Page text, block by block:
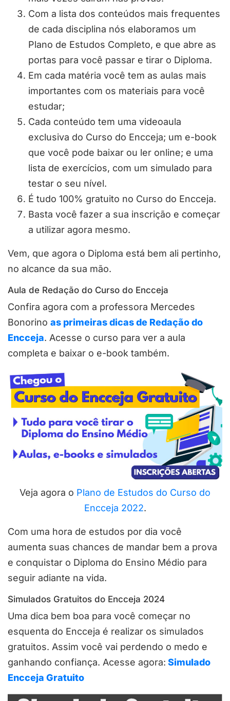
Com a lista dos conteúdos mais frequentes
de cada disciplina nós elaboramos um
Plano de Estudos Completo, e que abre as
portas para você passar e tirar o Diploma.
Em cada matéria você tem as aulas mais
importantes com os materiais para você
estudar;
Cada conteúdo tem uma videoaula
exclusiva do Curso do Encceja; um e-book
que você pode baixar ou ler online; e uma
lista de exercícios, com um simulado para
testar o seu nível.
É tudo 100% gratuito no Curso do Encceja.
Basta você fazer a sua inscrição e começar
a utilizar agora mesmo.
Vem, que agora o Diploma está bem ali pertinho,
no alcance da sua mão.
Aula de Redação do Curso do Encceja
Confira agora com a professora Mercedes
Bonorino as primeiras dicas de Redação do
Encceja. Acesse o curso para ver a aula
completa e baixar o e-book também.
Veja agora o Plano de Estudos do Curso do
Encceja 2022.
Com uma hora de estudos por dia você
aumenta suas chances de mandar bem a prova
e conquistar o Diploma do Ensino Médio para
seguir adiante na vida.
Simulados Gratuitos do Encceja 2024
Uma dica bem boa para você começar no
esquenta do Encceja é realizar os simulados
gratuitos. Assim você vai perdendo o medo e
ganhando confiança. Acesse agora: Simulado
Encceja Gratuito